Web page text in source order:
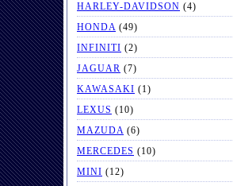
HARLEY-DAVIDSON (4)
HONDA (49)
INFINITI (2)
JAGUAR (7)
KAWASAKI (1)
LEXUS (10)
MAZUDA (6)
MERCEDES (10)
MINI (12)